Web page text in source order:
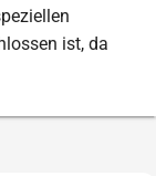
ist, da